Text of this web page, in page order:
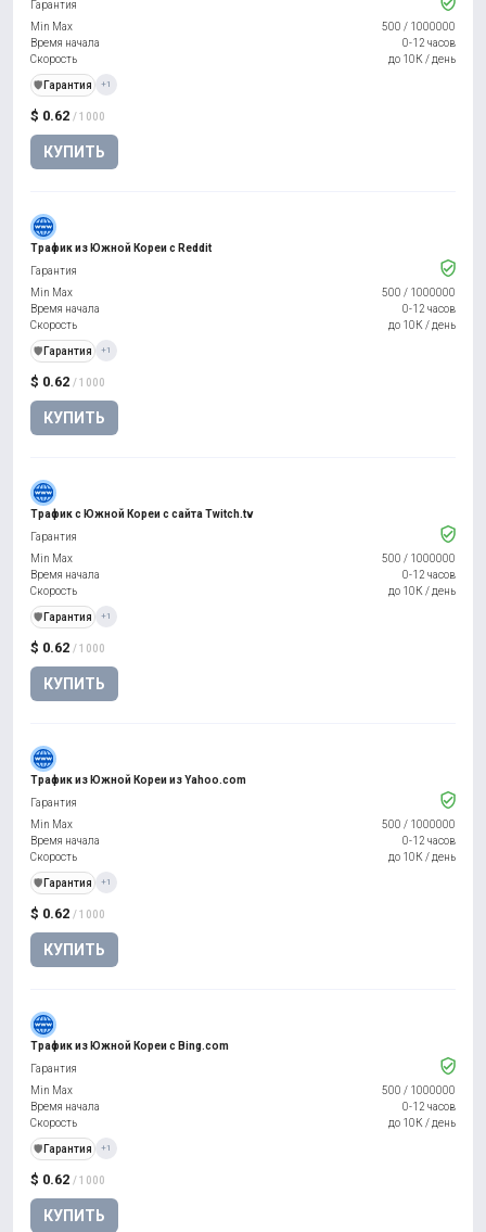
$ 0.62 / 1000
КУПИТЬ
Гарантия
Min Max
500 / 1000000
Время начала
0-12 часов
Скорость
до 10К / день
️🛡️ Гарантия +1
Трафик из Южной Кореи с Reddit
$ 0.62 / 1000
КУПИТЬ
Гарантия
Min Max
500 / 1000000
Время начала
0-12 часов
Скорость
до 10К / день
️🛡️ Гарантия +1
Трафик с Южной Кореи с сайта Twitch.tv
$ 0.62 / 1000
КУПИТЬ
Гарантия
Min Max
500 / 1000000
Время начала
0-12 часов
Скорость
до 10К / день
️🛡️ Гарантия +1
Трафик из Южной Кореи из Yahoo.com
$ 0.62 / 1000
КУПИТЬ
Гарантия
Min Max
500 / 1000000
Время начала
0-12 часов
Скорость
до 10К / день
️🛡️ Гарантия +1
Трафик из Южной Кореи с Bing.com
$ 0.62 / 1000
КУПИТЬ
Гарантия
Min Max
500 / 1000000
Время начала
0-12 часов
Скорость
до 10К / день
️🛡️ Гарантия +1